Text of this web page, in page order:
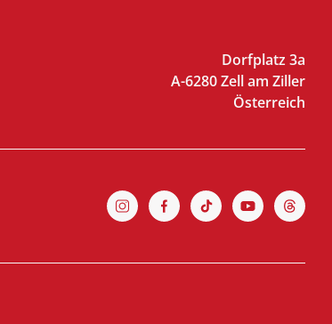
Dorfplatz 3a
A-6280 Zell am Ziller
Österreich